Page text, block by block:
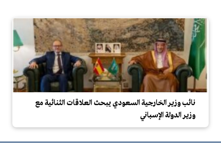
نائب وزير الخارجية السعودي يبحث العلاقات الثنائية مع
وزير الدولة الإسباني